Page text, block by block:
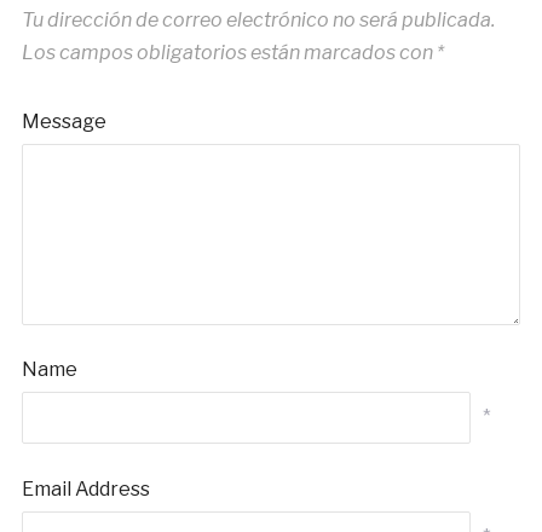
Tu dirección de correo electrónico no será publicada.
Los campos obligatorios están marcados con *
Message
Name
*
Email Address